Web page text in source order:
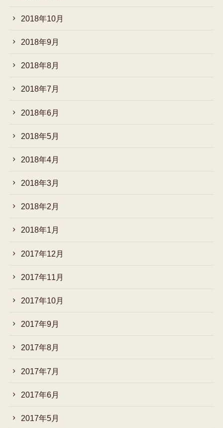
2018年10月
2018年9月
2018年8月
2018年7月
2018年6月
2018年5月
2018年4月
2018年3月
2018年2月
2018年1月
2017年12月
2017年11月
2017年10月
2017年9月
2017年8月
2017年7月
2017年6月
2017年5月